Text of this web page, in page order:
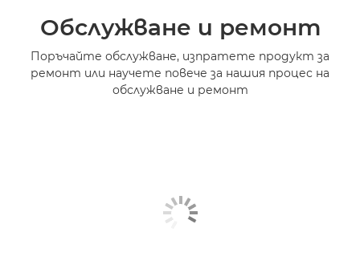
Обслужване и ремонт
Поръчайте обслужване, изпратете продукт за
ремонт или научете повече за нашия процес на
обслужване и ремонт